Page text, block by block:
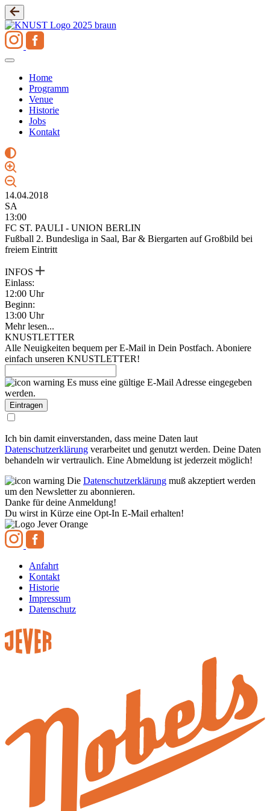
Zum
Inhalt
springen
Home
Programm
Venue
Historie
Jobs
Kontakt
14.04.2018
SA
13:00
FC ST. PAULI - UNION BERLIN
Fußball 2. Bundesliga in Saal, Bar & Biergarten auf Großbild bei
freiem Eintritt
INFOS
Einlass:
12:00 Uhr
Beginn:
13:00 Uhr
Mehr lesen...
KNUSTLETTER
Alle Neuigkeiten bequem per E-Mail in Dein Postfach. Aboniere
einfach unseren KNUSTLETTER!
Es muss eine gültige E-Mail Adresse eingegeben
werden.
Ich bin damit einverstanden, dass meine Daten laut
Datenschutzerklärung verarbeitet und genutzt werden. Deine Daten
behandeln wir vertraulich. Eine Abmeldung ist jederzeit möglich!
Die Datenschutzerklärung muß akzeptiert werden
um den Newsletter zu abonnieren.
Danke für deine Anmeldung!
Du wirst in Kürze eine Opt-In E-Mail erhalten!
Anfahrt
Kontakt
Historie
Impressum
Datenschutz